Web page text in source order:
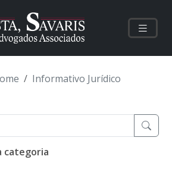
Informativo Jurídico
categoria